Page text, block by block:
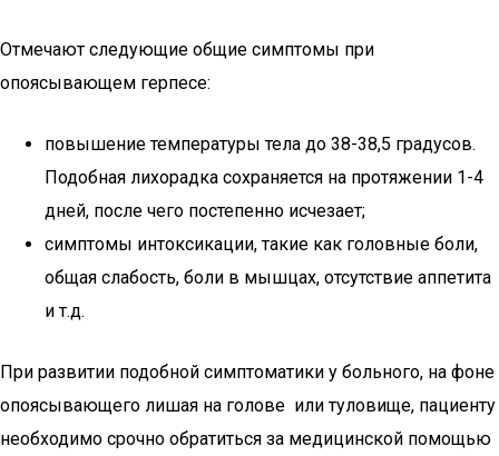
Отмечают следующие общие симптомы при
опоясывающем герпесе:
повышение температуры тела до 38-38,5 градусов.
Подобная лихорадка сохраняется на протяжении 1-4
дней, после чего постепенно исчезает;
симптомы интоксикации, такие как головные боли,
общая слабость, боли в мышцах, отсутствие аппетита
и т.д.
При развитии подобной симптоматики у больного, на фоне
опоясывающего лишая на голове или туловище, пациенту
необходимо срочно обратиться за медицинской помощью